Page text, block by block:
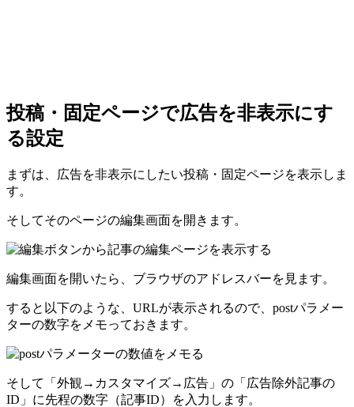
投稿・固定ページで広告を非表示にす
る設定
まずは、広告を非表示にしたい投稿・固定ページを表示しま
す。
そしてそのページの編集画面を開きます。
編集画面を開いたら、ブラウザのアドレスバーを見ます。
すると以下のような、URLが表示されるので、postパラメー
ターの数字をメモっておきます。
そして「外観→カスタマイズ→広告」の「広告除外記事の
ID」に先程の数字（記事ID）を入力します。